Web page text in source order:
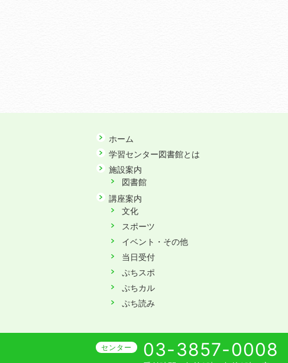
ホーム
学習センター図書館とは
施設案内
図書館
講座案内
文化
スポーツ
イベント・その他
当日受付
ぷちスポ
ぷちカル
ぷち読み
03-3857-0008